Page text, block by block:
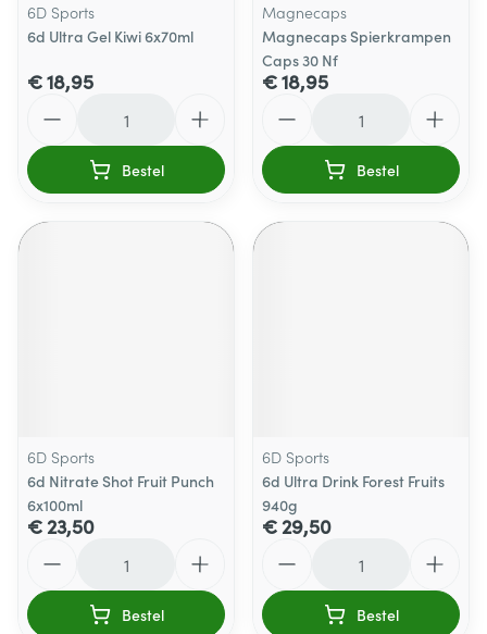
6D Sports
6d Ultra Gel Kiwi 6x70ml
€ 18,95
Bestel
Magnecaps
Magnecaps Spierkrampen
Caps 30 Nf
€ 18,95
Bestel
6D Sports
6d Nitrate Shot Fruit Punch
6x100ml
€ 23,50
Bestel
6D Sports
6d Ultra Drink Forest Fruits
940g
€ 29,50
Bestel